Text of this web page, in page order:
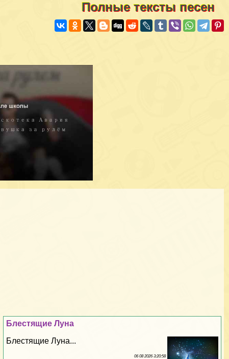
Полные тексты песен
Блестящие Луна
Блестящие Луна...
06 08 2026 3:20:58